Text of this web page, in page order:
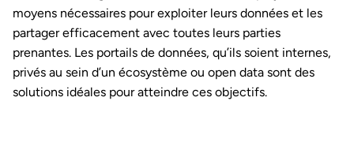
moyens nécessaires pour exploiter leurs données et les
partager efficacement avec toutes leurs parties
prenantes. Les portails de données, qu’ils soient internes,
privés au sein d’un écosystème ou open data sont des
solutions idéales pour atteindre ces objectifs.